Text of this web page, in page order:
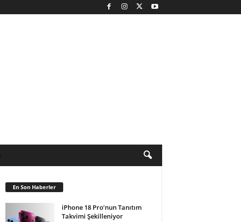
En Son Haberler
iPhone 18 Pro’nun Tanıtım
Takvimi Şekilleniyor